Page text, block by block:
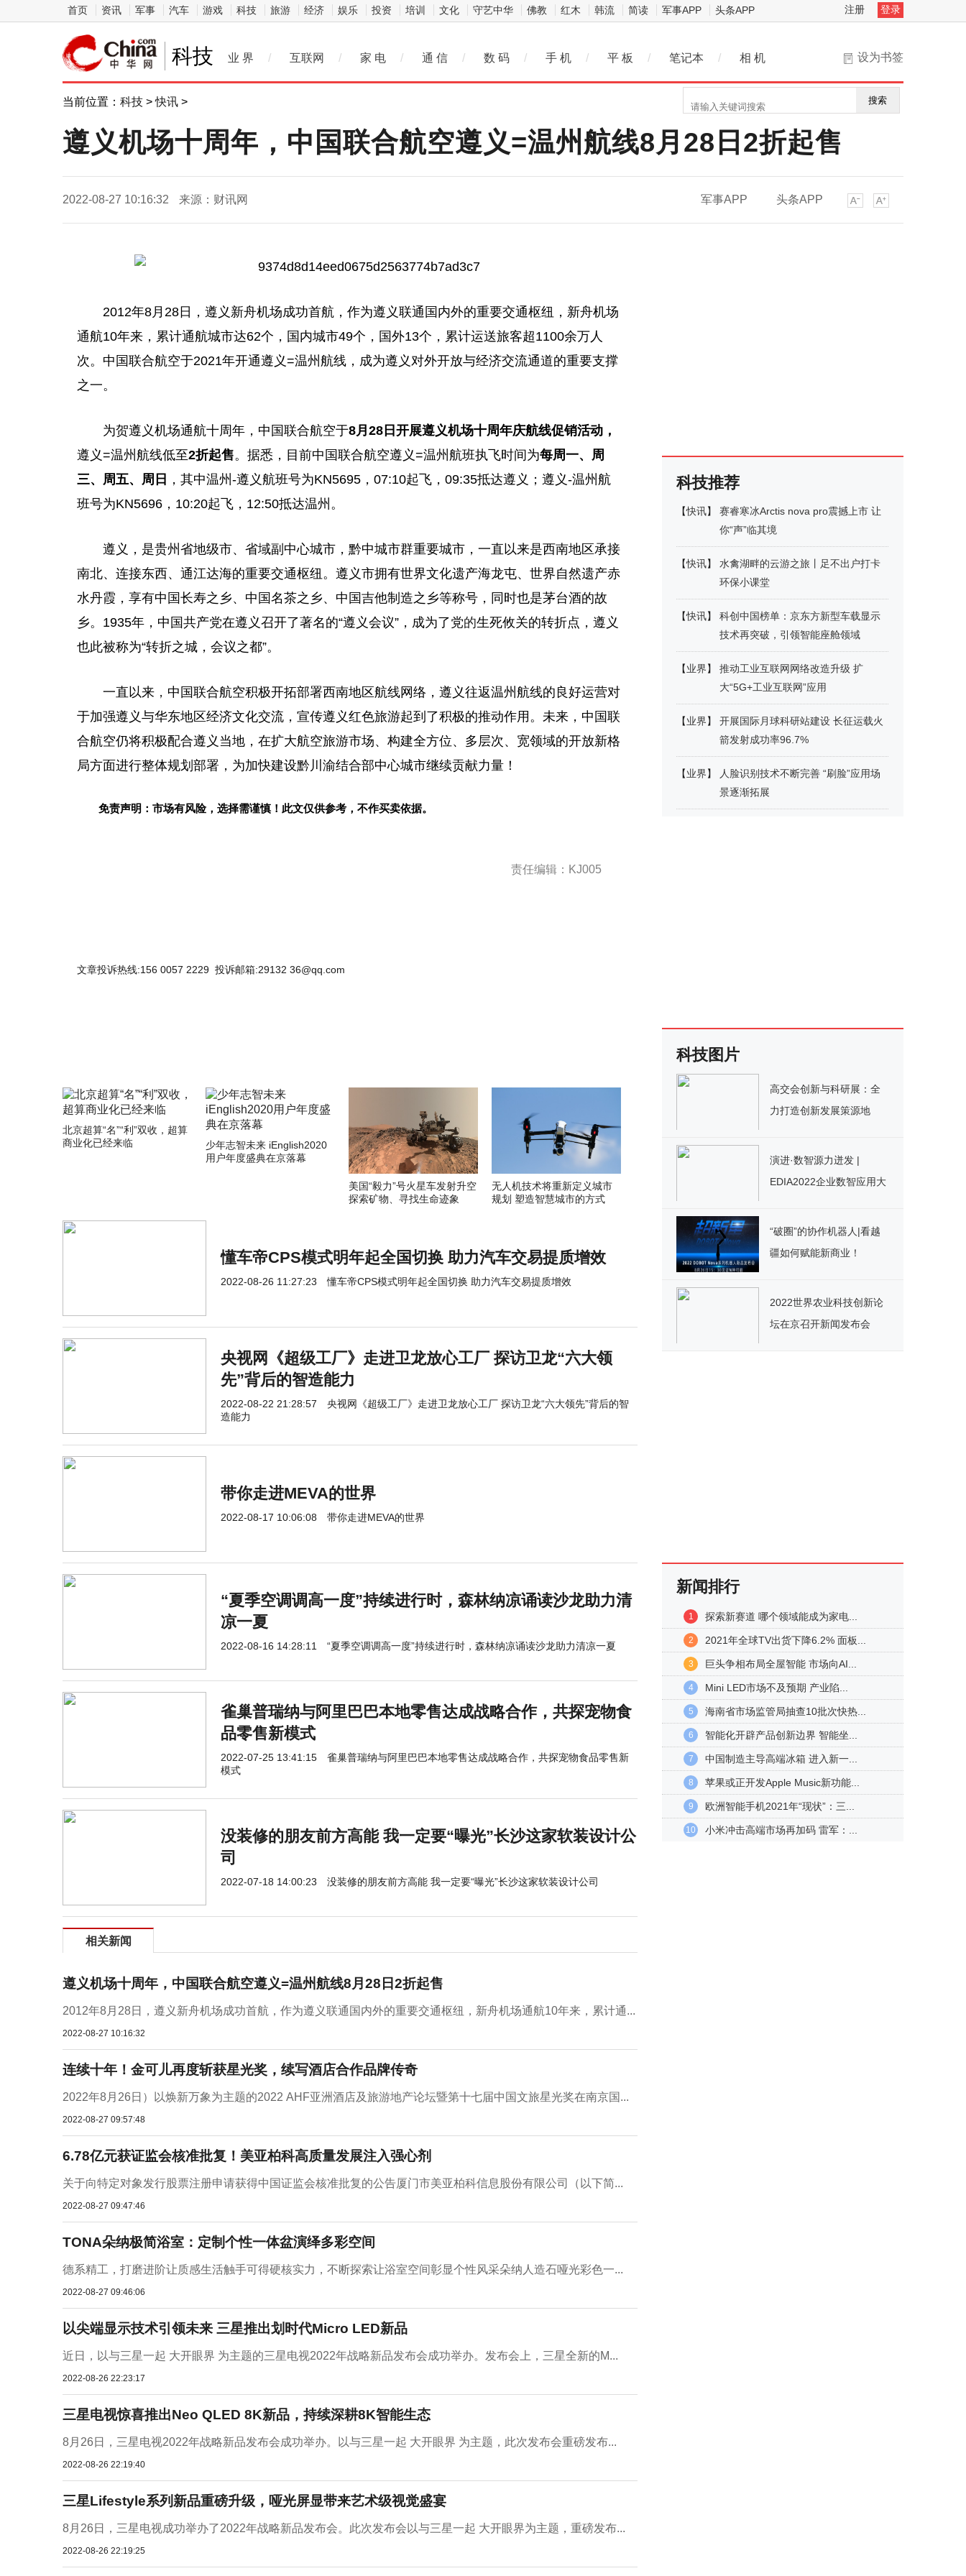
首页 资讯 军事 汽车 游戏 科技 旅游 经济 娱乐 投资 培训 文化 守艺中华 佛教 红木 韩流 简读 军事APP 头条APP 注册 登录
科技 设为书签
业 界 / 互联网 / 家 电 / 通 信 / 数 码 / 手 机 / 平 板 / 笔记本 / 相 机
当前位置： 科技 >快讯 > 搜索
遵义机场十周年，中国联合航空遵义=温州航线8月28日2折起售
2022-08-27 10:16:32 来源：财讯网 军事APP 头条APP
2012年8月28日，遵义新舟机场成功首航，作为遵义联通国内外的重要交通枢纽，新舟机场
通航10年来，累计通航城市达62个，国内城市49个，国外13个，累计运送旅客超1100余万人
次。中国联合航空于2021年开通遵义=温州航线，成为遵义对外开放与经济交流通道的重要支撑
之一。
为贺遵义机场通航十周年，中国联合航空于8月28日开展遵义机场十周年庆航线促销活动，
遵义=温州航线低至2折起售。据悉，目前中国联合航空遵义=温州航班执飞时间为每周一、周
三、周五、周日 ，其中温州-遵义航班号为KN5695，07:10起飞，09:35抵达遵义；遵义-温州航
班号为KN5696，10:20起飞，12:50抵达温州。
遵义，是贵州省地级市、省域副中心城市，黔中城市群重要城市，一直以来是西南地区承接
南北、连接东西、通江达海的重要交通枢纽。遵义市拥有世界文化遗产海龙屯、世界自然遗产赤
水丹霞，享有中国长寿之乡、中国名茶之乡、中国吉他制造之乡等称号，同时也是茅台酒的故
乡。1935年，中国共产党在遵义召开了著名的“遵义会议”，成为了党的生死攸关的转折点，遵义
也此被称为“转折之城，会议之都”。
一直以来 ， 中国联合航空积极开拓部署西南地区航线网络，遵义往返温州航线的良好运营对
于加强遵义与华东地区经济文化交流，宣传遵义红色旅游起到了积极的推动作用。未来，中国联
合航空仍将积极配合遵义当地，在扩大航空旅游市场、构建全方位、多层次、宽领域的开放新格
局方面进行整体规划部署，为加快建设黔川渝结合部中心城市继续贡献力量！
免责声明：市场有风险，选择需谨慎！此文仅供参考，不作买卖依据。
责任编辑：KJ005
文章投诉热线:156 0057 2229 投诉邮箱:29132 36@qq.com
北京超算“名”“利”双收，超算
商业化已经来临
少年志智未来 iEnglish2020
用户年度盛典在京落幕
美国“毅力”号火星车发射升空
探索矿物、寻找生命迹象
无人机技术将重新定义城市
规划 塑造智慧城市的方式
懂车帝CPS模式明年起全国切换 助力汽车交易提质增效
2022-08-26 11:27:23 懂车帝CPS模式明年起全国切换 助力汽车交易提质增效
央视网《超级工厂》走进卫龙放心工厂 探访卫龙“六大领
先”背后的智造能力
2022-08-22 21:28:57
央视网《超级工厂》走进卫龙放心工厂 探访卫龙“六大领先”背后的智
造能力
带你走进MEVA的世界
2022-08-17 10:06:08 带你走进MEVA的世界
“夏季空调调高一度”持续进行时，森林纳凉诵读沙龙助力清
凉一夏
2022-08-16 14:28:11 “夏季空调调高一度”持续进行时，森林纳凉诵读沙龙助力清凉一夏
雀巢普瑞纳与阿里巴巴本地零售达成战略合作，共探宠物食
品零售新模式
2022-07-25 13:41:15
雀巢普瑞纳与阿里巴巴本地零售达成战略合作，共探宠物食品零售新
模式
没装修的朋友前方高能 我一定要“曝光”长沙这家软装设计公
司
2022-07-18 14:00:23 没装修的朋友前方高能 我一定要“曝光”长沙这家软装设计公司
相关新闻
遵义机场十周年，中国联合航空遵义=温州航线8月28日2折起售
2012年8月28日，遵义新舟机场成功首航，作为遵义联通国内外的重要交通枢纽，新舟机场通航10年来，累计通...
2022-08-27 10:16:32
连续十年！金可儿再度斩获星光奖，续写酒店合作品牌传奇
2022年8月26日）以焕新万象为主题的2022 AHF亚洲酒店及旅游地产论坛暨第十七届中国文旅星光奖在南京国...
2022-08-27 09:57:48
6.78亿元获证监会核准批复！美亚柏科高质量发展注入强心剂
关于向特定对象发行股票注册申请获得中国证监会核准批复的公告厦门市美亚柏科信息股份有限公司（以下简...
2022-08-27 09:47:46
TONA朵纳极简浴室：定制个性一体盆演绎多彩空间
德系精工，打磨进阶让质感生活触手可得硬核实力，不断探索让浴室空间彰显个性风采朵纳人造石哑光彩色一...
2022-08-27 09:46:06
以尖端显示技术引领未来 三星推出划时代Micro LED新品
近日，以与三星一起 大开眼界 为主题的三星电视2022年战略新品发布会成功举办。发布会上，三星全新的M...
2022-08-26 22:23:17
三星电视惊喜推出Neo QLED 8K新品，持续深耕8K智能生态
8月26日，三星电视2022年战略新品发布会成功举办。以与三星一起 大开眼界 为主题，此次发布会重磅发布...
2022-08-26 22:19:40
三星Lifestyle系列新品重磅升级，哑光屏显带来艺术级视觉盛宴
8月26日，三星电视成功举办了2022年战略新品发布会。此次发布会以与三星一起 大开眼界为主题，重磅发布...
2022-08-26 22:19:25
科技推荐
【快讯】
赛睿寒冰Arctis nova pro震撼上市 让
你“声”临其境
【快讯】
水禽湖畔的云游之旅丨足不出户打卡
环保小课堂
【快讯】
科创中国榜单：京东方新型车载显示
技术再突破，引领智能座舱领域
【业界】
推动工业互联网网络改造升级 扩
大“5G+工业互联网”应用
【业界】
开展国际月球科研站建设 长征运载火
箭发射成功率96.7%
【业界】
人脸识别技术不断完善 “刷脸”应用场
景逐渐拓展
科技图片
高交会创新与科研展：全
力打造创新发展策源地
演进·数智源力迸发 |
EDIA2022企业数智应用大
“破圈”的协作机器人|看越
疆如何赋能新商业！
2022世界农业科技创新论
坛在京召开新闻发布会
新闻排行
1 探索新赛道 哪个领域能成为家电...
2 2021年全球TV出货下降6.2% 面板...
3 巨头争相布局全屋智能 市场向AI...
4 Mini LED市场不及预期 产业陷...
5 海南省市场监管局抽查10批次快热...
6 智能化开辟产品创新边界 智能坐...
7 中国制造主导高端冰箱 进入新一...
8 苹果或正开发Apple Music新功能...
9 欧洲智能手机2021年“现状”：三...
10 小米冲击高端市场再加码 雷军：...